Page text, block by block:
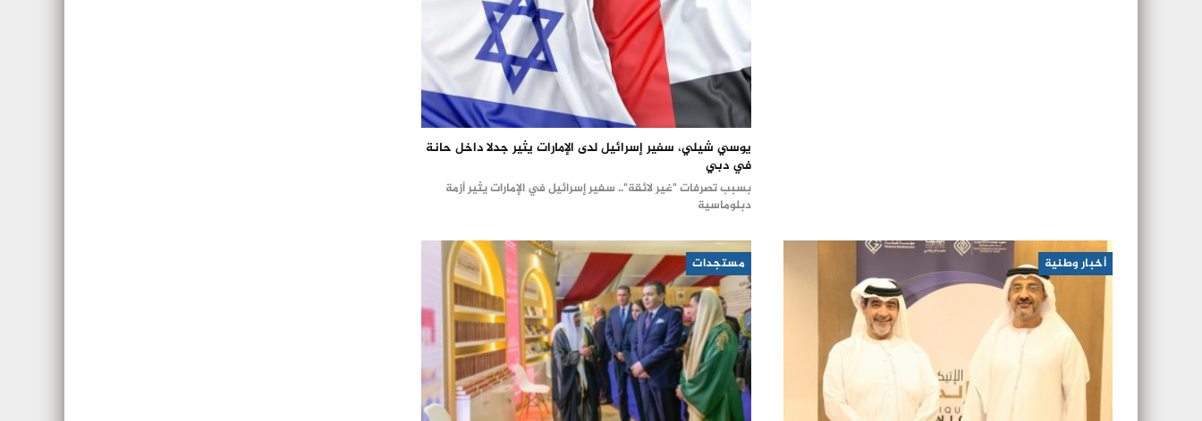
يوسي شيلي، سفير إسرائيل لدى الإمارات يثير جدلا داخل حانة
في دبي
بسبب تصرفات "غير لائقة".. سفير إسرائيل في الإمارات يثير أزمة
دبلوماسية
أخبار وطنية مستجدات